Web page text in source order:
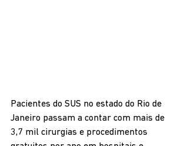
Pacientes do SUS no estado do Rio de
Janeiro passam a contar com mais de
3,7 mil cirurgias e procedimentos